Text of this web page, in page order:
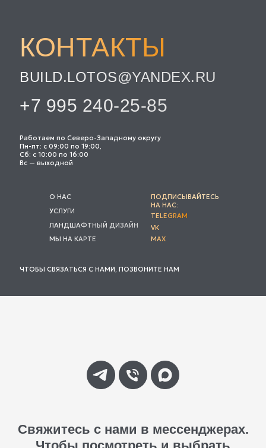
ПОДПИСЫВАЙТЕСЬ
НА НАС:
VK
MAX
TELEGRAM
МЫ НА КАРТЕ
ЛАНДШАФТНЫЙ ДИЗАЙН
УСЛУГИ
О НАС
Работаем по Северо-Западному округу
Пн-пт: с 09:00 по 19:00,
Сб: с 10:00 по 16:00
Вс — выходной
ЧТОБЫ СВЯЗАТЬСЯ С НАМИ, ПОЗВОНИТЕ НАМ
+7 995 240-25-85
BUILD.LOTOS@YANDEX.RU
КОНТАКТЫ
Свяжитесь с нами в мессенджерах.